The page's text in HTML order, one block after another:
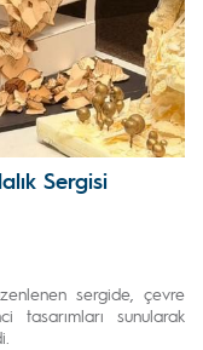
Sergisi
sergide, çevre
tasarımları sunularak